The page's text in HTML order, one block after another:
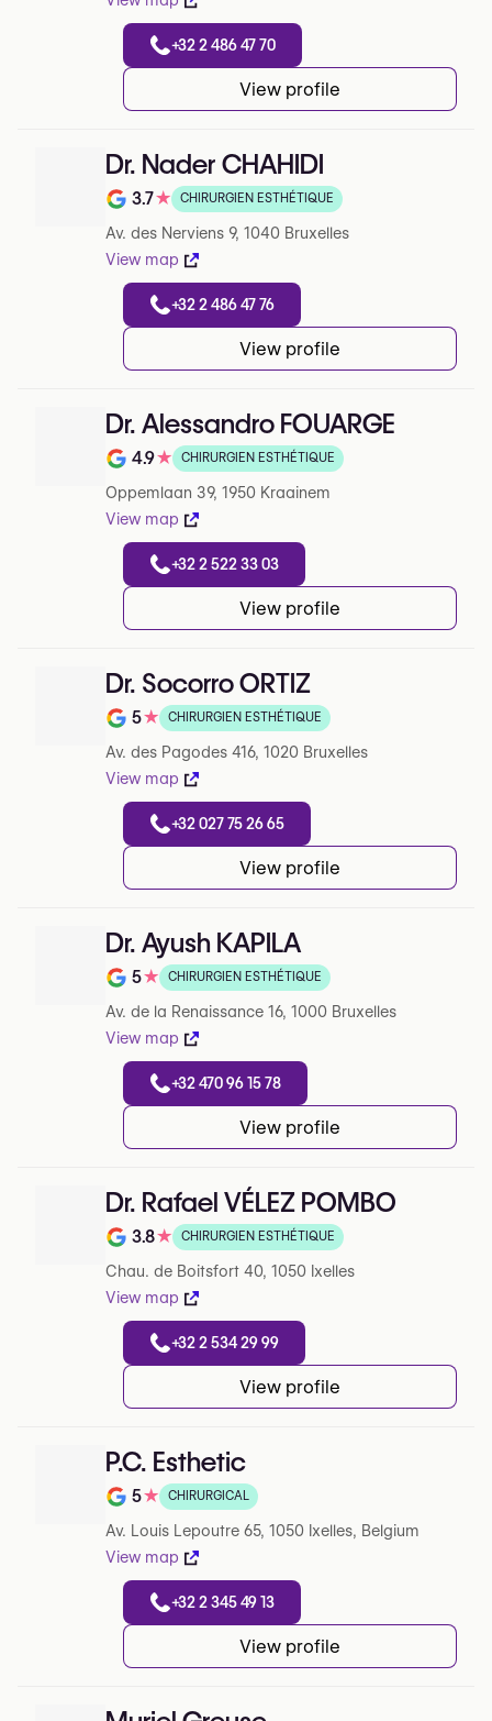
+32 2 486 47 70
View profile
Dr. Nader CHAHIDI
Note de 3.7 sur 5 sur Google
3.7★ CHIRURGIEN ESTHÉTIQUE
Av. des Nerviens 9, 1040 Bruxelles
View map
+32 2 486 47 76
View profile
Dr. Alessandro FOUARGE
Note de 4.9 sur 5 sur Google
4.9★ CHIRURGIEN ESTHÉTIQUE
Oppemlaan 39, 1950 Kraainem
View map
+32 2 522 33 03
View profile
Dr. Socorro ORTIZ
Note de 5 sur 5 sur Google
5★ CHIRURGIEN ESTHÉTIQUE
Av. des Pagodes 416, 1020 Bruxelles
View map
+32 027 75 26 65
View profile
Dr. Ayush KAPILA
Note de 5 sur 5 sur Google
5★ CHIRURGIEN ESTHÉTIQUE
Av. de la Renaissance 16, 1000 Bruxelles
View map
+32 470 96 15 78
View profile
Dr. Rafael VÉLEZ POMBO
Note de 3.8 sur 5 sur Google
3.8★ CHIRURGIEN ESTHÉTIQUE
Chau. de Boitsfort 40, 1050 Ixelles
View map
+32 2 534 29 99
View profile
P.C. Esthetic
Note de 5 sur 5 sur Google
5★ CHIRURGICAL
Av. Louis Lepoutre 65, 1050 Ixelles, Belgium
View map
+32 2 345 49 13
View profile